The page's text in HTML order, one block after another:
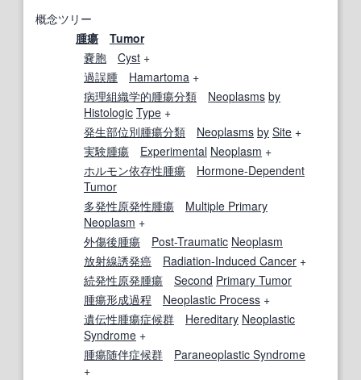
概念ツリー
腫瘍
Tumor
嚢胞
Cyst +
過誤腫
Hamartoma +
病理組織学的腫瘍分類 Neoplasms by
Histologic Type +
発生部位別腫瘍分類 Neoplasms by Site +
実験腫瘍
Experimental Neoplasm +
ホルモン依存性腫瘍
Hormone-Dependent
Tumor
多発性原発性腫瘍
Multiple Primary
Neoplasm +
外傷後腫瘍 Post-Traumatic Neoplasm
放射線誘発癌
Radiation-Induced Cancer +
続発性原発腫瘍 Second Primary Tumor
腫瘍形成過程 Neoplastic Process +
遺伝性腫瘍症候群 Hereditary Neoplastic
Syndrome +
腫瘍随伴症候群
Paraneoplastic Syndrome
+